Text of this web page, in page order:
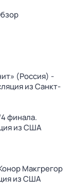
(Россия) -
из Санкт-
финала.
из США
Макгрегор
из США